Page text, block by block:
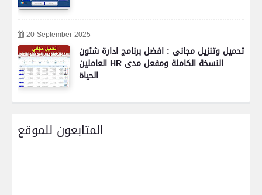
20 September 2025
تحميل وتنزيل مجانى : افضل برنامج ادارة شئون
العاملين HR النسخة الكاملة ومفعل مدى
الحياة
المتابعون للموقع